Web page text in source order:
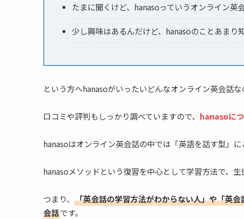
たまに聞くけど、hanasoっていうオンライン英
少し興味はあるんだけど、hanasoのことあまり
という方へhanasoがいったいどんなオンライン英会話
口コミや評判もしっかり調べていますので、 hanasoに
hanasoはオンライン英会話の中では「英語を話す型」に
hanasoメソッドという復習を中心として学習方法で、
つまり、 「英会話の学習方法がわからない人」や「英
会話です。